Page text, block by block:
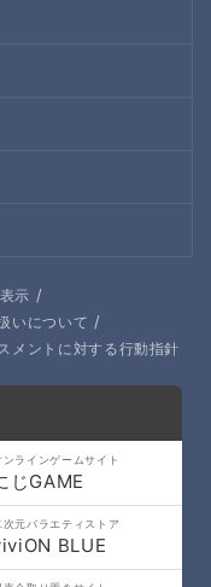
示 /
いについて /
メントに対する行動指針
ンラインゲームサイト
じGAME
次元バラエティストア
BLUE